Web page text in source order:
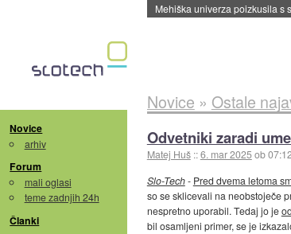
Evropska vesoljska agencija
Novice
arhiv
Forum
mali oglasi
teme zadnjih 24h
Članki
Novice » Ostale
Odvetniki zaradi
Matej Huš ::6. mar 2025ob
Slo-Tech- Pred dvema letoma
so se sklicevali na neobstoječe
nespretno uporabil. Tedaj jo je
bil osamljeni primer, se je